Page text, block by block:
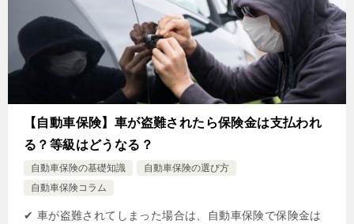
【自動車保険】車が盗難されたら保険金は支払われ
る？等級はどうなる？
自動車保険の基礎知識
自動車保険の選び方
自動車保険コラム
✔ 車が盗難されてしまった場合は、自動車保険で保険金は